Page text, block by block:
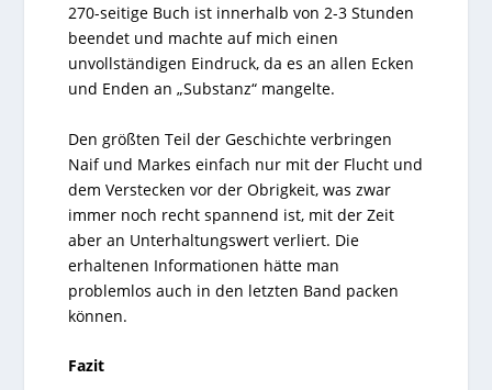
270-seitige Buch ist innerhalb von 2-3 Stunden
beendet und machte auf mich einen
unvollständigen Eindruck, da es an allen Ecken
und Enden an „Substanz“ mangelte.
Den größten Teil der Geschichte verbringen
Naif und Markes einfach nur mit der Flucht und
dem Verstecken vor der Obrigkeit, was zwar
immer noch recht spannend ist, mit der Zeit
aber an Unterhaltungswert verliert. Die
erhaltenen Informationen hätte man
problemlos auch in den letzten Band packen
können.
Fazit